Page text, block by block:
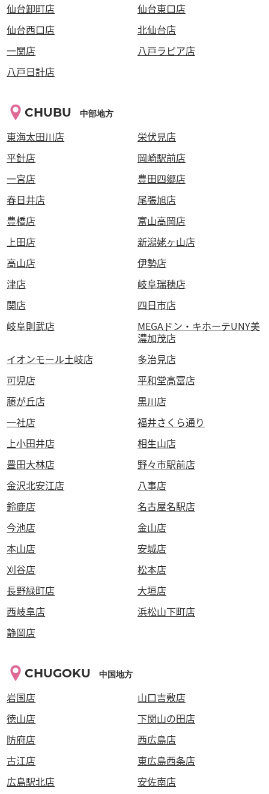
仙台卸町店
仙台東口店
仙台西口店
北仙台店
一関店
八戸ラピア店
八戸日計店
CHUBU 中部地方
東海太田川店
栄伏見店
平針店
岡崎駅前店
一宮店
豊田四郷店
春日井店
尾張旭店
豊橋店
富山高岡店
上田店
新潟姥ヶ山店
高山店
伊勢店
津店
岐阜瑞穂店
関店
四日市店
岐阜則武店
MEGAドン・キホーテUNY美
濃加茂店
イオンモール土岐店
多治見店
可児店
平和堂高富店
藤が丘店
黒川店
一社店
福井さくら通り
上小田井店
相生山店
豊田大林店
野々市駅前店
金沢北安江店
八事店
鈴鹿店
名古屋名駅店
今池店
金山店
本山店
安城店
刈谷店
松本店
長野緑町店
大垣店
西岐阜店
浜松山下町店
静岡店
CHUGOKU 中国地方
岩国店
山口吉敷店
徳山店
下関山の田店
防府店
西広島店
古江店
東広島西条店
広島駅北店
安佐南店